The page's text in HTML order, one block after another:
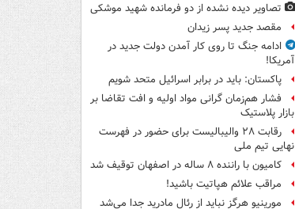
تصاویر دیده‌ نشده از دو فرمانده شهید موشکی
مقصد جدید پسر زیدان
ادامه جنگ تا روی کار آمدن دولت جدید در
آمریکا!
پاکستان: باید در برابر اسرائیل متحد شویم
فشار هم‌زمان گرانی مواد اولیه و افت تقاضا بر
بازار پلاستیک
رقابت ۲۸ والیبالیست برای حضور در فهرست
نهایی تیم ملی
کامیون با راننده ۸ ساله در اصفهان توقیف شد
مراقب علائم هپاتیت باشید!
مورینیو هرگز نباید از رئال مادرید جدا می‌شد